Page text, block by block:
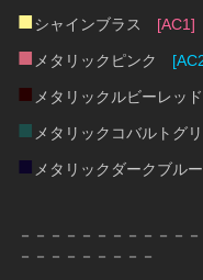
■シャインブラス [AC1]
■ メタリックピンク
■ メタリックルビーレッ
■ メタリックコバルトグ
■ メタリックダークブル
－－－－－－－－－－－
－－－－－－－－－